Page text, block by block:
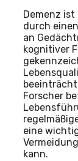
Demenz
durch
an
kognitiver
Forscher
eine
kann.